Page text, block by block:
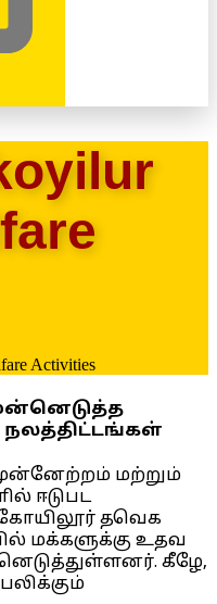
Activities
நலத்திட்டங்கள்
மற்றும்
ஈடுபட
தவெக
மக்களுக்கு உதவ
கீழே,